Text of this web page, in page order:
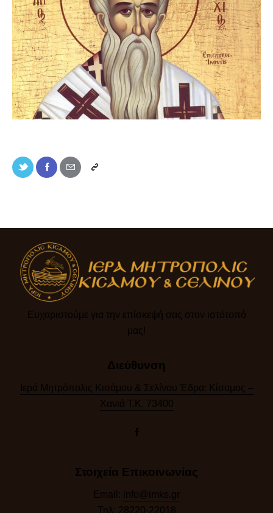
Ευχαριστούμε για την επίσκεψή σας στον ιστότοπό
μας!​
Διεύθυνση
Ιερά Μητρόπολις Κισάμου & Σελίνου Έδρα: Κίσαμος –
Χανιά Τ.Κ. 73400
Στοιχεία Επικοινωνίας
Email: info@imks.gr
Τηλ: 28220-22018